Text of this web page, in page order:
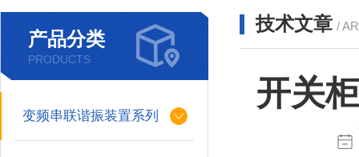
产品分类
PRODUCTS
变频串联谐振装置系列
技术文章 /
开关